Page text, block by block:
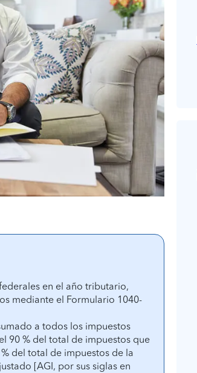
en el año tributario,
mediante el Formulario 1040-
a todos los impuestos
90 % del total de impuestos que
del total de impuestos de la
[AGI, por sus siglas en